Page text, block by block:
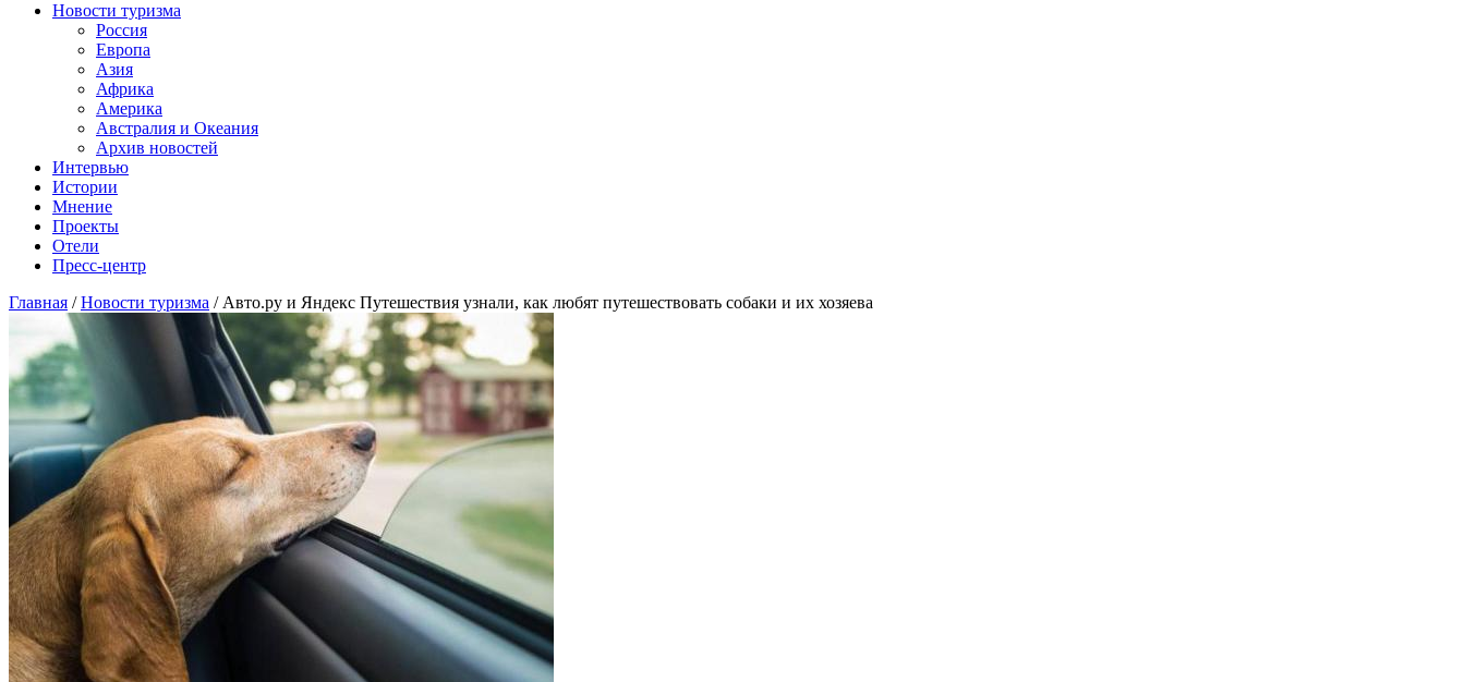
Новости туризма
Россия
Европа
Азия
Африка
Америка
Австралия и Океания
Архив новостей
Интервью
Истории
Мнение
Проекты
Отели
Пресс-центр
Главная /Новости туризма / Авто.ру и Яндекс Путешествия узнали, как любят путешествовать собаки и их хозяева